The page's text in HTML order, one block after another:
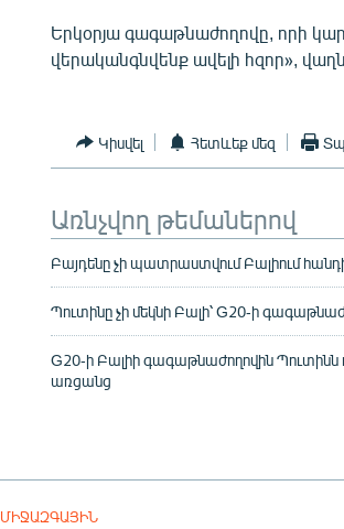
Երկօրյա գագաթնաժողովը, որի
վերականգնվենք ավելի հզոր»,
Կիսվել Հետևեք մեզ
Առնչվող թեմաներով
Բայդենը չի պատրաստվում Բալիում
Պուտինը չի մեկնի Բալի՝ G20-ի
G20-ի Բալիի գագաթնաժողովին Պուտինն
առցանց
ՄԻՋԱԶԳԱՅԻՆ